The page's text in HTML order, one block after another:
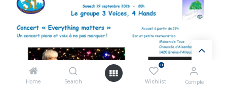
Home Search
0
Wishlist Compte